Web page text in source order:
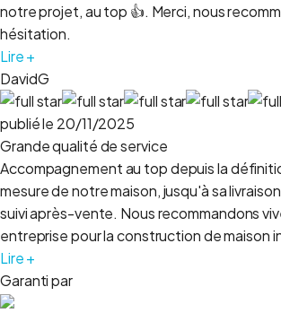
notre projet, au top 👍. Merci, nous
hésitation.
Lire +
DavidG
publié le 20/11/2025
Grande qualité de service
Accompagnement au top depuis la
mesure de notre maison, jusqu'à sa
suivi après-vente. Nous recommandons
entreprise pour la construction de maison
Lire +
Garanti par